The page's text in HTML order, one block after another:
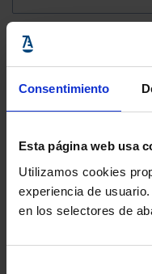
Consentimiento
Esta página web usa
Utilizamos cookies
experiencia de
en los selectores de